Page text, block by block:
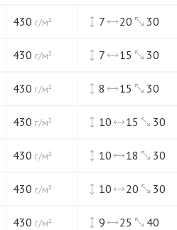
430 г/м² 7 20 30
430 г/м² 7 15 30
430 г/м² 8 15 30
430 г/м² 10 15 30
430 г/м² 10 18 30
430 г/м² 10 20 30
430 г/м² 9 25 40